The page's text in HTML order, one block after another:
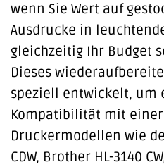
wenn Sie Wert auf
Ausdrucke in
gleichzeitig Ihr Budget
Dieses
speziell entwickelt, um
Kompatibilität mit
Druckermodellen wie
CDW, Brother HL-3140